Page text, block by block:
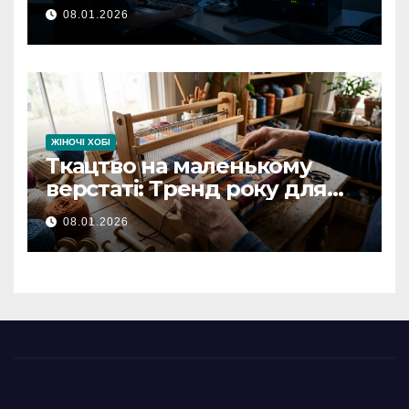
забезпечення безпеки
08.01.2026
ЖІНОЧІ ХОБІ
Ткацтво на маленькому
верстаті: Тренд року для
творчих людей
08.01.2026